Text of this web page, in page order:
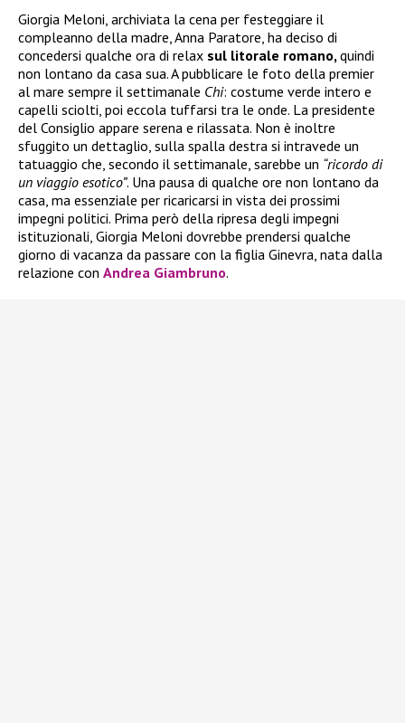
Giorgia Meloni, archiviata la cena per festeggiare il
compleanno della madre, Anna Paratore, ha deciso di
concedersi qualche ora di relax sul litorale romano, quindi
non lontano da casa sua. A pubblicare le foto della premier
al mare sempre il settimanale Chi: costume verde intero e
capelli sciolti, poi eccola tuffarsi tra le onde. La presidente
del Consiglio appare serena e rilassata. Non è inoltre
sfuggito un dettaglio, sulla spalla destra si intravede un
tatuaggio che, secondo il settimanale, sarebbe un “ricordo di
un viaggio esotico”. Una pausa di qualche ore non lontano da
casa, ma essenziale per ricaricarsi in vista dei prossimi
impegni politici. Prima però della ripresa degli impegni
istituzionali, Giorgia Meloni dovrebbe prendersi qualche
giorno di vacanza da passare con la figlia Ginevra, nata dalla
relazione con Andrea Giambruno.